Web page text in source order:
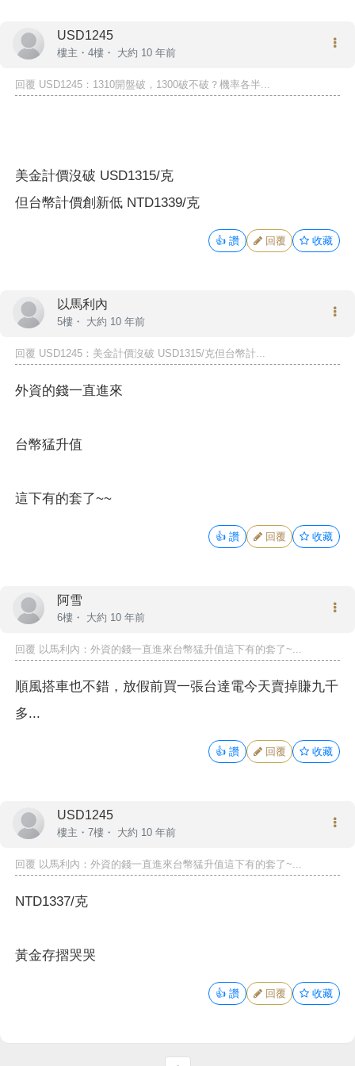
USD1245
樓主 ・4樓・ 大約 10 年前
回覆 USD1245 ：1310開盤破，1300破不破？機率各半...
美金計價沒破 USD1315/克
但台幣計價創新低 NTD1339/克
👍 讚 回覆 收藏
以馬利內
5樓・ 大約 10 年前
回覆 USD1245 ：美金計價沒破 USD1315/克但台幣計...
外資的錢一直進來
台幣猛升值
這下有的套了~~
👍 讚 回覆 收藏
阿雪
6樓・ 大約 10 年前
回覆 以馬利內 ：外資的錢一直進來台幣猛升值這下有的套了~...
順風搭車也不錯，放假前買一張台達電今天賣掉賺九千
多...
👍 讚 回覆 收藏
USD1245
樓主 ・7樓・ 大約 10 年前
回覆 以馬利內 ：外資的錢一直進來台幣猛升值這下有的套了~...
NTD1337/克
黃金存摺哭哭
👍 讚 回覆 收藏